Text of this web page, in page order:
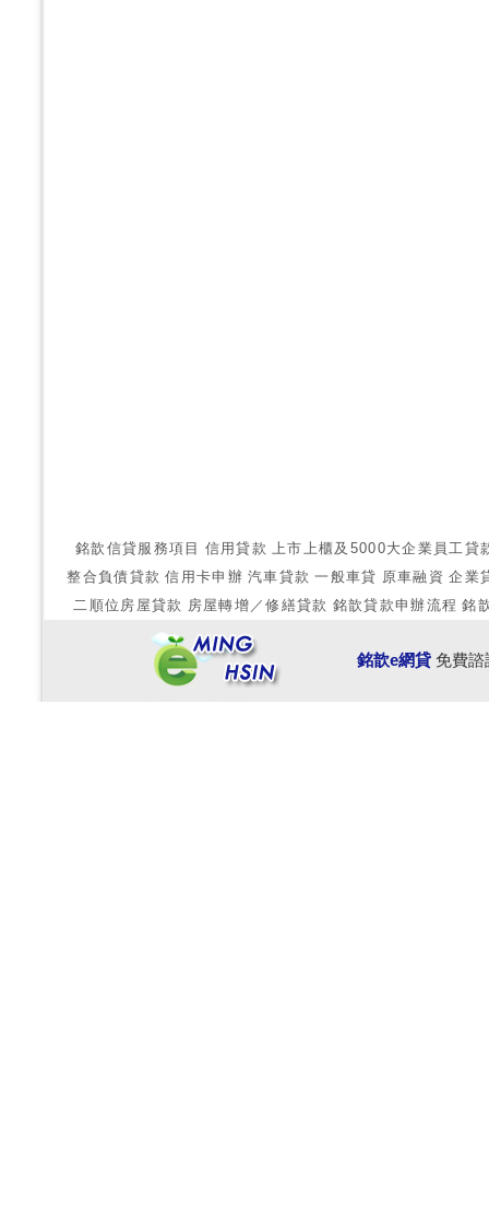
銘歆信貸服務項目 信用貸款 上市上櫃及5000大企業員工貸
整合負債貸款 信用卡申辦 汽車貸款 一般車貸 原車融資 企業
二順位房屋貸款 房屋轉增／修繕貸款 銘歆貸款申辦流程 銘
銘歆e網貸免費諮